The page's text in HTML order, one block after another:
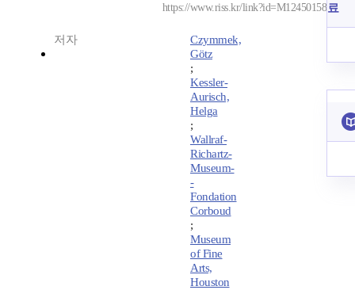
https://www.riss.kr/link?id=M12450158
저자
Czymmek,
Götz
;
Kessler-
Aurisch,
Helga
;
Wallraf-
Richartz-
Museum-
-
Fondation
Corboud
;
Museum
of Fine
Arts,
Houston
료